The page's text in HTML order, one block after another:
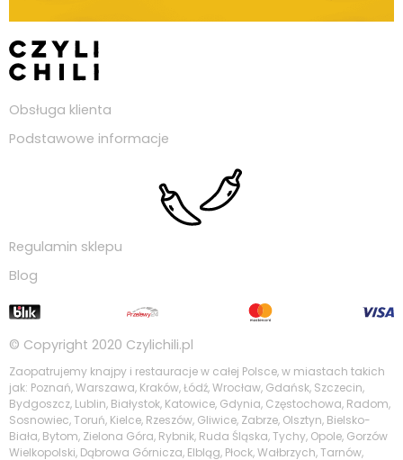
Obsługa klienta
Podstawowe informacje
Regulamin sklepu
Blog
© Copyright 2020 Czylichili.pl
Zaopatrujemy knajpy i restauracje w całej Polsce, w miastach takich
jak: Poznań, Warszawa, Kraków, Łódź, Wrocław, Gdańsk, Szczecin,
Bydgoszcz, Lublin, Białystok, Katowice, Gdynia, Częstochowa, Radom,
Sosnowiec, Toruń, Kielce, Rzeszów, Gliwice, Zabrze, Olsztyn, Bielsko-
Biała, Bytom, Zielona Góra, Rybnik, Ruda Śląska, Tychy, Opole, Gorzów
Wielkopolski, Dąbrowa Górnicza, Elbląg, Płock, Wałbrzych, Tarnów,